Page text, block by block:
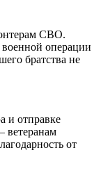
СВО.
военной операции
братства не
и отправке
от